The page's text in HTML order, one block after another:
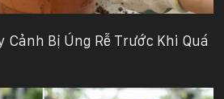
Cảnh Bị Úng Rễ Trước Khi Quá